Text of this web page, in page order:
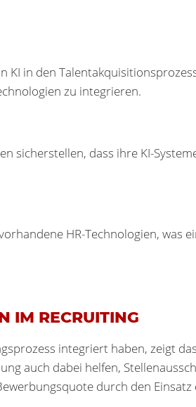
in den
zu integrieren.
sicherstellen, dass ihre KI-
HR-Technologien, was
IM RECRUITING
integriert haben, zeigt
auch dabei helfen,
durch den Einsatz